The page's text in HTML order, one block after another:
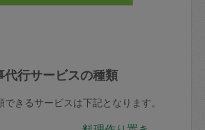
代行サービスの種類
できるサービスは下記となります。